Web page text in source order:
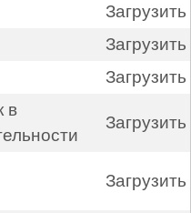
Загрузить
Загрузить
Загрузить
в
Загрузить
Загрузить